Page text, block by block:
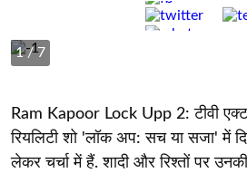
Share :
1/ 7
Ram Kapoor Lock Upp 2: टीवी
रियलिटी शो 'लॉक अप: सच या सजा' में
लेकर चर्चा में हैं. शादी और रिश्तों पर